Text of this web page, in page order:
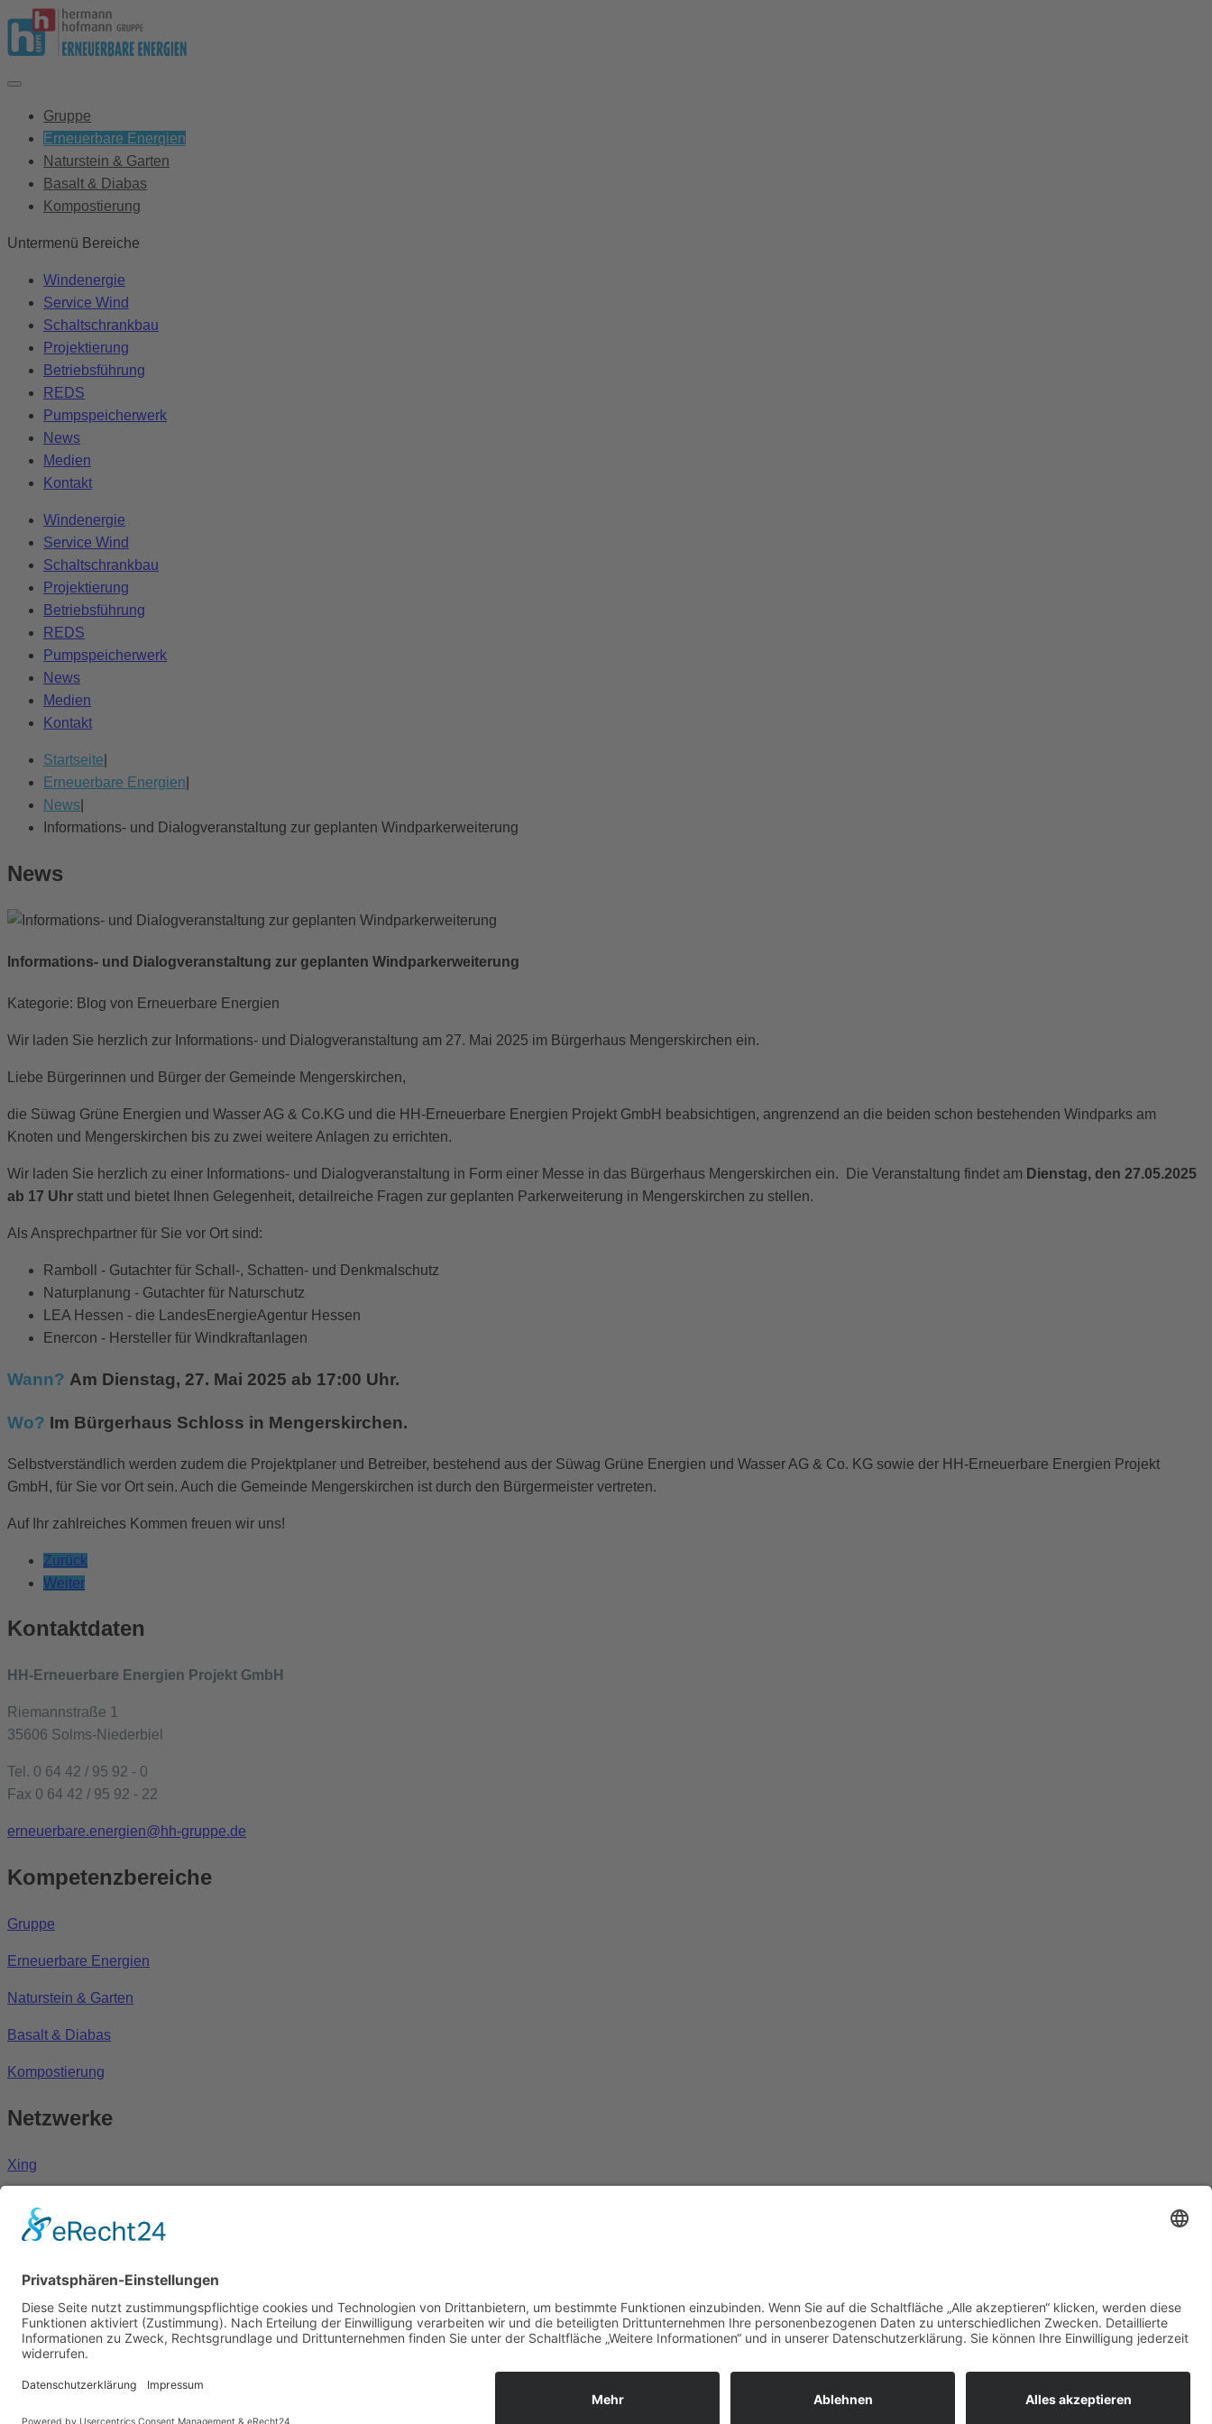
Gruppe
Erneuerbare Energien
Naturstein & Garten
Basalt & Diabas
Kompostierung
Untermenü Bereiche
Windenergie
Service Wind
Schaltschrankbau
Projektierung
Betriebsführung
REDS
Pumpspeicherwerk
News
Medien
Kontakt
Windenergie
Service Wind
Schaltschrankbau
Projektierung
Betriebsführung
REDS
Pumpspeicherwerk
News
Medien
Kontakt
Startseite
Erneuerbare Energien
News
Informations- und Dialogveranstaltung zur geplanten Windparkerweiterung
News
Informations- und Dialogveranstaltung zur geplanten Windparkerweiterung
Kategorie: Blog von Erneuerbare Energien
Wir laden Sie herzlich zur Informations- und Dialogveranstaltung am 27. Mai 2025 im Bürgerhaus Mengerskirchen ein.
Liebe Bürgerinnen und Bürger der Gemeinde Mengerskirchen,
die Süwag Grüne Energien und Wasser AG & Co.KG und die HH-Erneuerbare Energien Projekt GmbH beabsichtigen, angrenzend an die beiden schon bestehenden Windparks am
Knoten und Mengerskirchen bis zu zwei weitere Anlagen zu errichten.
Wir laden Sie herzlich zu einer Informations- und Dialogveranstaltung in Form einer Messe in das Bürgerhaus Mengerskirchen ein. Die Veranstaltung findet am Dienstag, den 27.05.2025
ab 17 Uhr statt und bietet Ihnen Gelegenheit, detailreiche Fragen zur geplanten Parkerweiterung in Mengerskirchen zu stellen.
Als Ansprechpartner für Sie vor Ort sind:
Ramboll - Gutachter für Schall-, Schatten- und Denkmalschutz
Naturplanung - Gutachter für Naturschutz
LEA Hessen - die LandesEnergieAgentur Hessen
Enercon - Hersteller für Windkraftanlagen
Wann? Am Dienstag, 27. Mai 2025 ab 17:00 Uhr.
Wo? Im Bürgerhaus Schloss in Mengerskirchen.
Selbstverständlich werden zudem die Projektplaner und Betreiber, bestehend aus der Süwag Grüne Energien und Wasser AG & Co. KG sowie der HH-Erneuerbare Energien Projekt
GmbH, für Sie vor Ort sein. Auch die Gemeinde Mengerskirchen ist durch den Bürgermeister vertreten.
Auf Ihr zahlreiches Kommen freuen wir uns!
Zurück
Weiter
Kontaktdaten
HH-Erneuerbare Energien Projekt GmbH
Riemannstraße 1
35606 Solms-Niederbiel
Tel. 0 64 42 / 95 92 - 0
Fax 0 64 42 / 95 92 - 22
erneuerbare.energien@hh-gruppe.de
Kompetenzbereiche
Gruppe
Erneuerbare Energien
Naturstein & Garten
Basalt & Diabas
Kompostierung
Netzwerke
Xing
Facebook
StepStone
Kununu
© Hermann Hofmann Gruppe
Scroll to Top